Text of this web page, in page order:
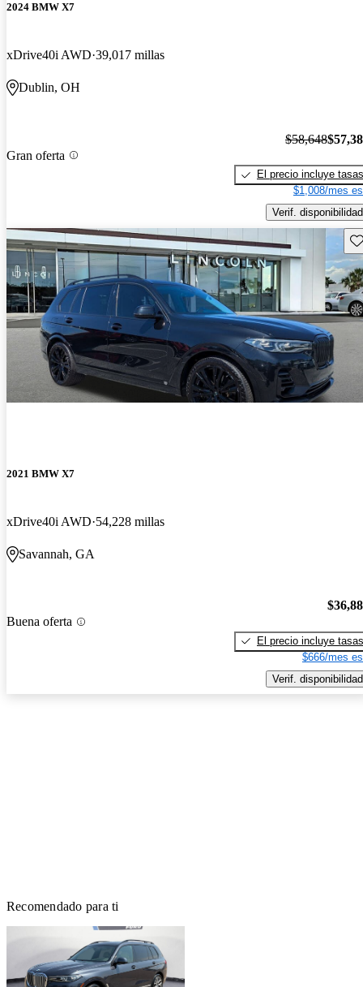
2024 BMW X7
xDrive40i AWD 39,017 millas
Dublin, OH
Gran oferta
$58,648
El precio incluye tasas
$1,008/mes
Verif. disponibilidad
2021 BMW X7
xDrive40i AWD 54,228 millas
Savannah, GA
Buena oferta
El precio incluye tasas
$666/mes
Verif. disponibilidad
Recomendado para ti